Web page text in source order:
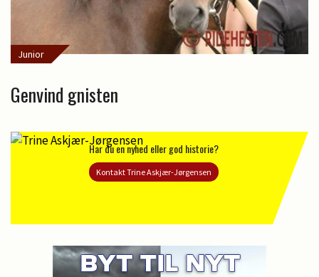
Junior
Genvind gnisten
Har du en nyhed eller god historie?
Kontakt Trine Askjær-Jørgensen